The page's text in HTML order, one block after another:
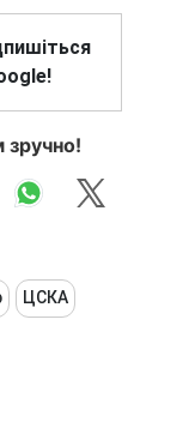
зручно!
ЦСКА